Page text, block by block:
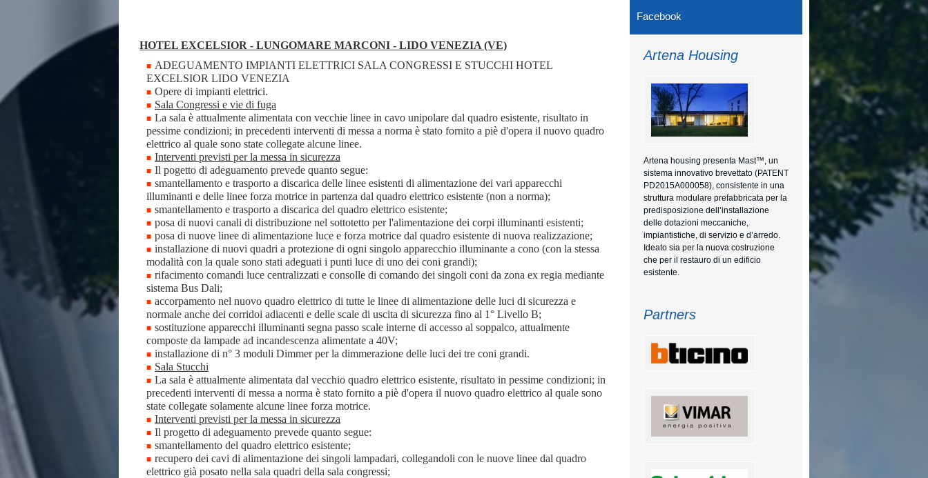
HOTEL EXCELSIOR - LUNGOMARE MARCONI - LIDO VENEZIA (VE)
ADEGUAMENTO IMPIANTI ELETTRICI SALA CONGRESSI E STUCCHI HOTEL
EXCELSIOR LIDO VENEZIA
Opere di impianti elettrici.
Sala Congressi e vie di fuga
La sala è attualmente alimentata con vecchie linee in cavo unipolare dal quadro esistente, risultato in
pessime condizioni; in precedenti interventi di messa a norma è stato fornito a piè d'opera il nuovo quadro
elettrico al quale sono state collegate alcune linee.
Interventi previsti per la messa in sicurezza
Il pogetto di adeguamento prevede quanto segue:
smantellamento e trasporto a discarica delle linee esistenti di alimentazione dei vari apparecchi
illuminanti e delle linee forza motrice in partenza dal quadro elettrico esistente (non a norma);
smantellamento e trasporto a discarica del quadro elettrico esistente;
posa di nuovi canali di distribuzione nel sottotetto per l'alimentazione dei corpi illuminanti esistenti;
posa di nuove linee di alimentazione luce e forza motrice dal quadro esistente di nuova realizzazione;
installazione di nuovi quadri a protezione di ogni singolo apparecchio illuminante a cono (con la stessa
modalità con la quale sono stati adeguati i punti luce di uno dei coni grandi);
rifacimento comandi luce centralizzati e consolle di comando dei singoli coni da zona ex regia mediante
sistema Bus Dali;
accorpamento nel nuovo quadro elettrico di tutte le linee di alimentazione delle luci di sicurezza e
normale anche dei corridoi adiacenti e delle scale di uscita di sicurezza fino al 1° Livello B;
sostituzione apparecchi illuminanti segna passo scale interne di accesso al soppalco, attualmente
composte da lampade ad incandescenza alimentate a 40V;
installazione di n° 3 moduli Dimmer per la dimmerazione delle luci dei tre coni grandi.
Sala Stucchi
La sala è attualmente alimentata dal vecchio quadro elettrico esistente, risultato in pessime condizioni; in
precedenti interventi di messa a norma è stato fornito a piè d'opera il nuovo quadro elettrico al quale sono
state collegate solamente alcune linee forza motrice.
Interventi previsti per la messa in sicurezza
Il progetto di adeguamento prevede quanto segue:
smantellamento del quadro elettrico esistente;
recupero dei cavi di alimentazione dei singoli lampadari, collegandoli con le nuove linee dal quadro
elettrico già posato nella sala quadri della sala congressi;
Facebook
Artena Housing
Artena housing presenta Mast™, un
sistema innovativo brevettato (PATENT
PD2015A000058), consistente in una
struttura modulare prefabbricata per la
predisposizione dell’installazione
delle dotazioni meccaniche,
impiantistiche, di servizio e d’arredo.
Ideato sia per la nuova costruzione
che per il restauro di un edificio
esistente.
Partners